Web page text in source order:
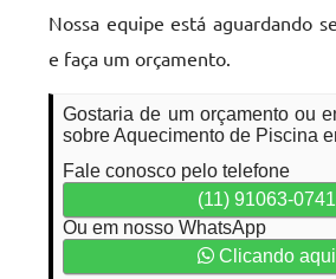
Nossa equipe está aguardando
e faça um orçamento.
Gostaria de um orçamento ou
sobre Aquecimento de Piscina
Fale conosco pelo telefone
(11) 91063-0741
Ou em nosso WhatsApp
Clicando aqui